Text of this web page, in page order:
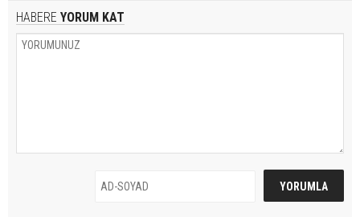
HABERE YORUM KAT